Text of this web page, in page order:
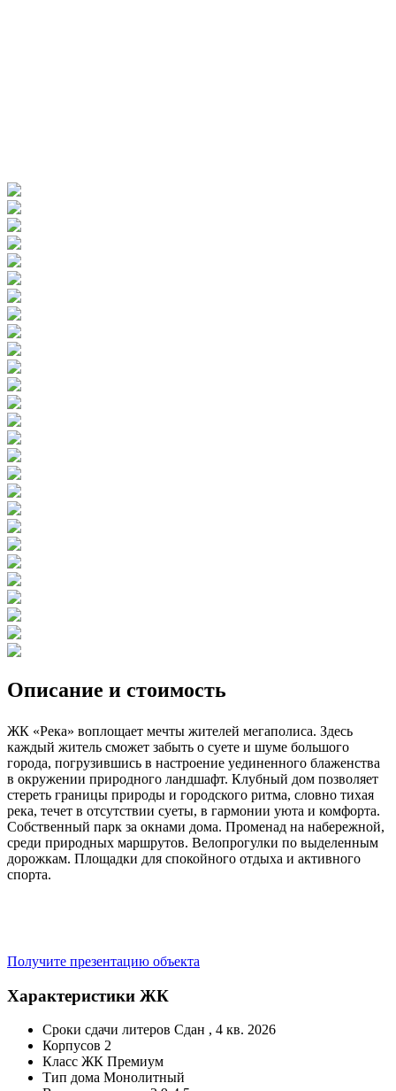
Описание и стоимость
ЖК «Река» воплощает мечты жителей мегаполиса. Здесь
каждый житель сможет забыть о суете и шуме большого
города, погрузившись в настроение уединенного блаженства
в окружении природного ландшафт. Клубный дом позволяет
стереть границы природы и городского ритма, словно тихая
река, течет в отсутствии суеты, в гармонии уюта и комфорта.
Собственный парк за окнами дома. Променад на набережной,
среди природных маршрутов. Велопрогулки по выделенным
дорожкам. Площадки для спокойного отдыха и активного
спорта.
Получите презентацию объекта
Характеристики ЖК
Сроки сдачи литеров Сдан , 4 кв. 2026
Корпусов 2
Класс ЖК Премиум
Тип дома Монолитный